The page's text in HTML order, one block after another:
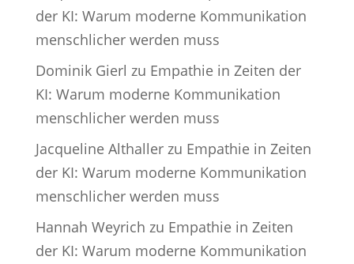
der KI: Warum moderne Kommunikation
menschlicher werden muss
Dominik Gierl zu Empathie in Zeiten der
KI: Warum moderne Kommunikation
menschlicher werden muss
Jacqueline Althallerzu Empathie in Zeiten
der KI: Warum moderne Kommunikation
menschlicher werden muss
Hannah Weyrich zu Empathie in Zeiten
der KI: Warum moderne Kommunikation